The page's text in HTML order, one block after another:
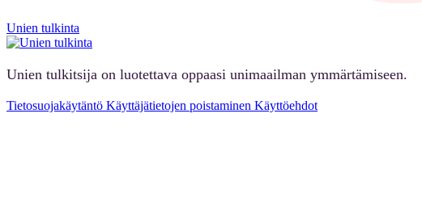
Unien tulkinta
Unien tulkitsija on luotettava oppaasi unimaailman ymmärtämiseen.
Tietosuojakäytäntö Käyttäjätietojen poistaminen Käyttöehdot